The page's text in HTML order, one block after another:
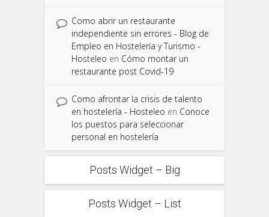
Como abrir un restaurante
independiente sin errores - Blog de
Empleo en Hostelería y Turismo -
Hosteleo en Cómo montar un
restaurante post Covid-19
Como afrontar la crisis de talento
en hostelería - Hosteleo en Conoce
los puestos para seleccionar
personal en hostelería
Posts Widget – Big
Posts Widget – List